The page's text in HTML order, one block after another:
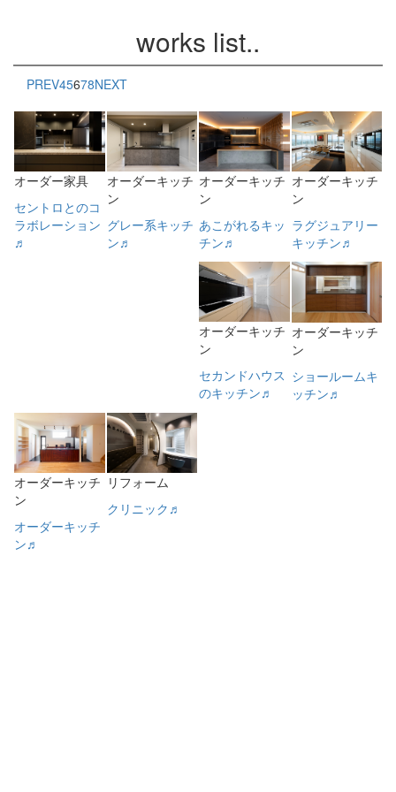
works list..
PREV45678NEXT
オーダー家具
セントロとのコ
ラボレーション
♬
オーダーキッチ
ン
グレー系キッチ
ン♬
オーダーキッチ
ン
あこがれるキッ
チン♬
オーダーキッチ
ン
ラグジュアリー
キッチン♬
オーダーキッチ
ン
セカンドハウス
のキッチン♬
オーダーキッチ
ン
ショールームキ
ッチン♬
オーダーキッチ
ン
オーダーキッチ
ン♬
リフォーム
クリニック♬